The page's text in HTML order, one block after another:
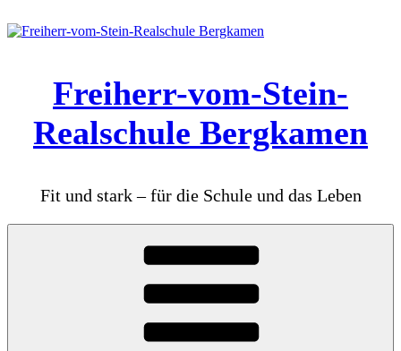
Inhalt
Freiherr-vom-Stein-
Realschule Bergkamen
Fit und stark – für die Schule und das Leben